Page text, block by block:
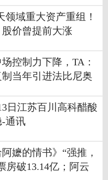
领域重大资产重组！
价曾提前大涨
控制力下降，TA：
当年引进法比尼奥
日江苏百川高科醋酸
-通讯
嬷的情书》“强推，
房破13.14亿；阿云